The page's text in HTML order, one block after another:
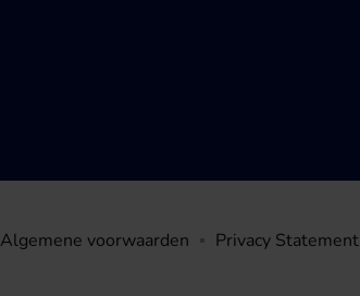
Algemene voorwaarden Privacy Statement